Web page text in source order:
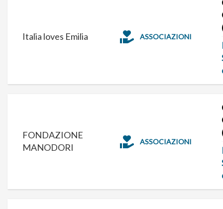
Italia loves Emilia ASSOCIAZIONI
FONDAZIONE
MANODORI
ASSOCIAZIONI